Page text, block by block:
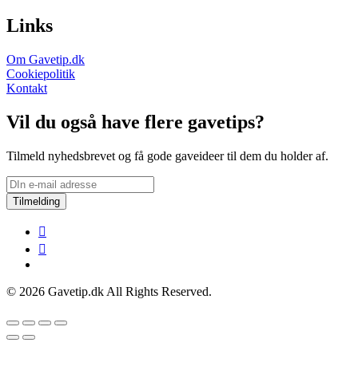
Links
Om Gavetip.dk
Cookiepolitik
Kontakt
Vil du også have flere gavetips?
Tilmeld nyhedsbrevet og få gode gaveideer til dem du holder af.
Tilmelding
© 2026 Gavetip.dk All Rights Reserved.